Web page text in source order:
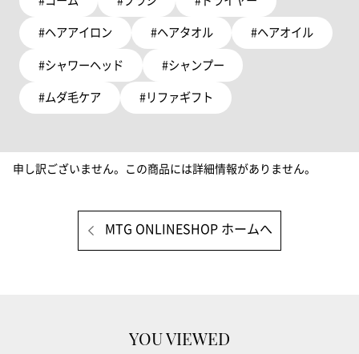
#ヘアアイロン #ヘアタオル #ヘアオイル
#シャワーヘッド #シャンプー
#ムダ毛ケア #リファギフト
申し訳ございません。この商品には詳細情報がありません。
MTG ONLINESHOP ホームへ
YOU VIEWED